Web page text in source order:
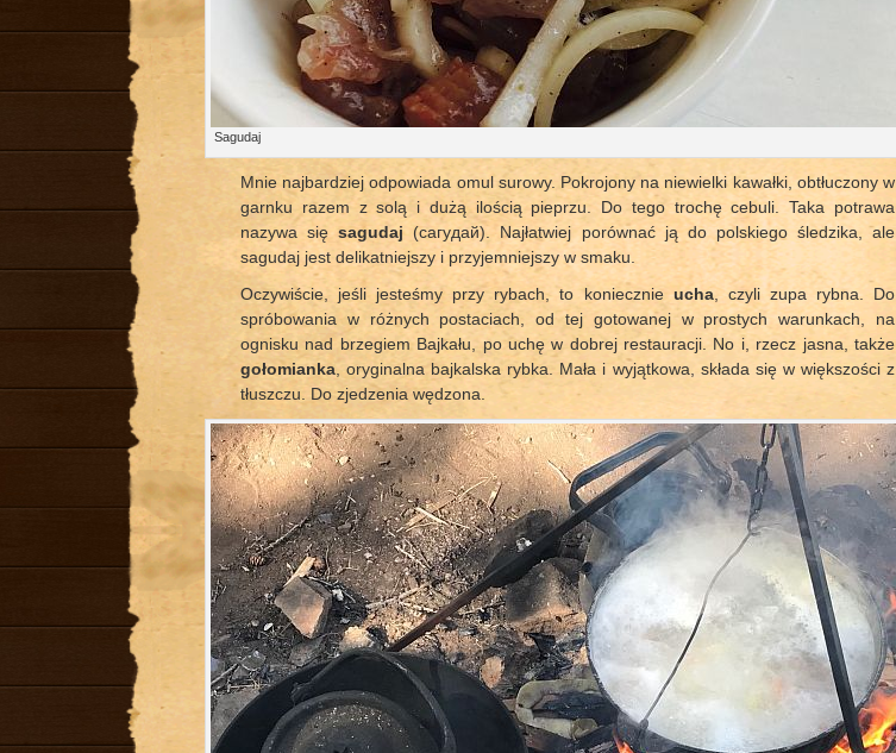
Sagudaj
Mnie najbardziej odpowiada omul surowy. Pokrojony na niewielki kawałki, obtłuczony w
garnku razem z solą i dużą ilością pieprzu. Do tego trochę cebuli. Taka potrawa
nazywa sięsagudaj (cагудай). Najłatwiej porównać ją do polskiego śledzika, ale
sagudaj jest delikatniejszy i przyjemniejszy w smaku.
Oczywiście, jeśli jesteśmy przy rybach, to koniecznieucha , czyli zupa rybna. Do
spróbowania w różnych postaciach, od tej gotowanej w prostych warunkach, na
ognisku nad brzegiem Bajkału, po uchę w dobrej restauracji. No i, rzecz jasna, także
gołomianka , oryginalna bajkalska rybka. Mała i wyjątkowa, składa się w większości z
tłuszczu. Do zjedzenia wędzona.